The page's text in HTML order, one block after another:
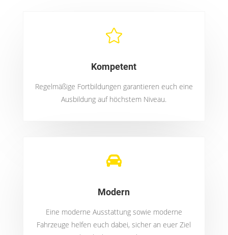

Kompetent
Regelmäßige Fortbildungen garantieren euch eine
Ausbildung auf höchstem Niveau.

Modern
Eine moderne Ausstattung sowie moderne
Fahrzeuge helfen euch dabei, sicher an euer Ziel